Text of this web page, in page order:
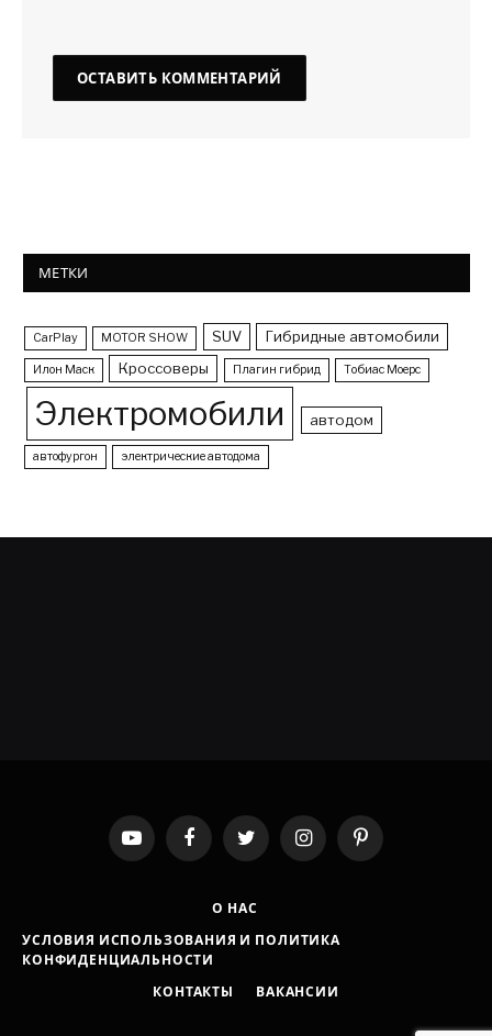
МЕТКИ
CarPlay MOTOR SHOW SUV Гибридные автомобили
Илон Маск Кроссоверы Плагин гибрид Тобиас Моерс
Электромобили автодом
автофургон электрические автодома
YouTubeFacebookTwitter InstagramPinterest
О НАС
УСЛОВИЯ ИСПОЛЬЗОВАНИЯ И ПОЛИТИКА
КОНФИДЕНЦИАЛЬНОСТИ
КОНТАКТЫ
ВАКАНСИИ